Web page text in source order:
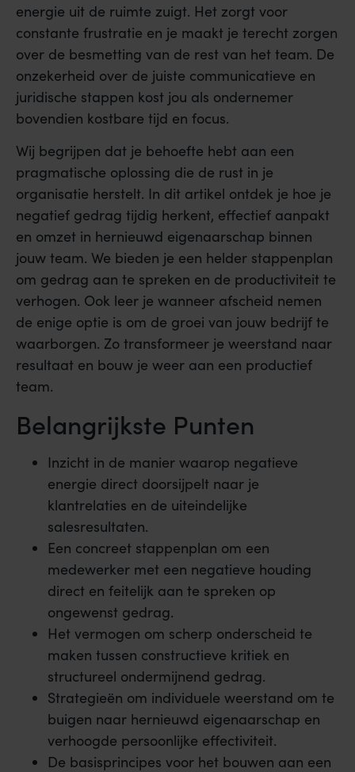
energie uit de ruimte zuigt. Het zorgt voor
constante frustratie en je maakt je terecht zorgen
over de besmetting van de rest van het team. De
onzekerheid over de juiste communicatieve en
juridische stappen kost jou als ondernemer
bovendien kostbare tijd en focus.
Wij begrijpen dat je behoefte hebt aan een
pragmatische oplossing die de rust in je
organisatie herstelt. In dit artikel ontdek je hoe je
negatief gedrag tijdig herkent, effectief aanpakt
en omzet in hernieuwd eigenaarschap binnen
jouw team. We bieden je een helder stappenplan
om gedrag aan te spreken en de productiviteit te
verhogen. Ook leer je wanneer afscheid nemen
de enige optie is om de groei van jouw bedrijf te
waarborgen. Zo transformeer je weerstand naar
resultaat en bouw je weer aan een productief
team.
Belangrijkste Punten
Inzicht in de manier waarop negatieve
energie direct doorsijpelt naar je
klantrelaties en de uiteindelijke
salesresultaten.
Een concreet stappenplan om een
medewerker met een negatieve houding
direct en feitelijk aan te spreken op
ongewenst gedrag.
Het vermogen om scherp onderscheid te
maken tussen constructieve kritiek en
structureel ondermijnend gedrag.
Strategieën om individuele weerstand om te
buigen naar hernieuwd eigenaarschap en
verhoogde persoonlijke effectiviteit.
De basisprincipes voor het bouwen aan een